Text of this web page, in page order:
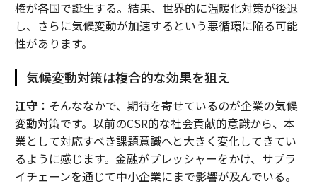
権が各国で誕生する。結果、世界的に温暖化対策が後退
し、さらに気候変動が加速するという悪循環に陥る可能
性があります。
気候変動対策は複合的な効果を狙え
江守：そんななかで、期待を寄せているのが企業の気候
変動対策です。以前のCSR的な社会貢献的意識から、本
業として対応すべき課題意識へと大きく変化してきてい
るように感じます。金融がプレッシャーをかけ、サプラ
イチェーンを通じて中小企業にまで影響が及んでいる。